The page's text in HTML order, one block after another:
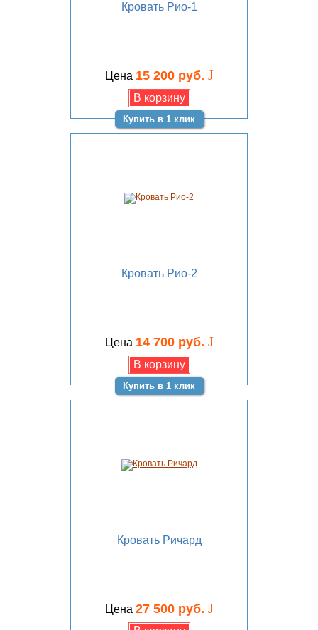
Кровать Рио-1
Цена 15 200 руб. J
Купить в 1 клик
Кровать Рио-2
Цена 14 700 руб. J
Купить в 1 клик
Кровать Ричард
Цена 27 500 руб. J